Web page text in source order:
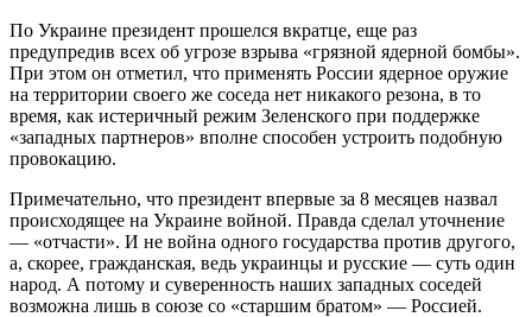
По Украине президент прошелся вкратце, еще раз
предупредив всех об угрозе взрыва «грязной ядерной бомбы».
При этом он отметил, что применять России ядерное оружие
на территории своего же соседа нет никакого резона, в то
время, как истеричный режим Зеленского при поддержке
«западных партнеров» вполне способен устроить подобную
провокацию.
Примечательно, что президент впервые за 8 месяцев назвал
происходящее на Украине войной. Правда сделал уточнение
— «отчасти». И не война одного государства против другого,
а, скорее, гражданская, ведь украинцы и русские — суть один
народ. А потому и суверенность наших западных соседей
возможна лишь в союзе со «старшим братом» — Россией.